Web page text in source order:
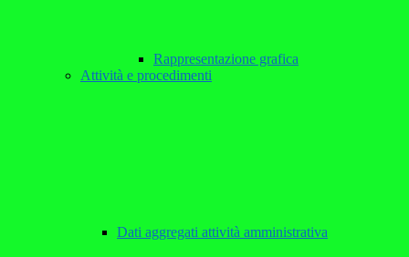
Rappresentazione grafica
Attività e procedimenti
Dati aggregati attività amministrativa